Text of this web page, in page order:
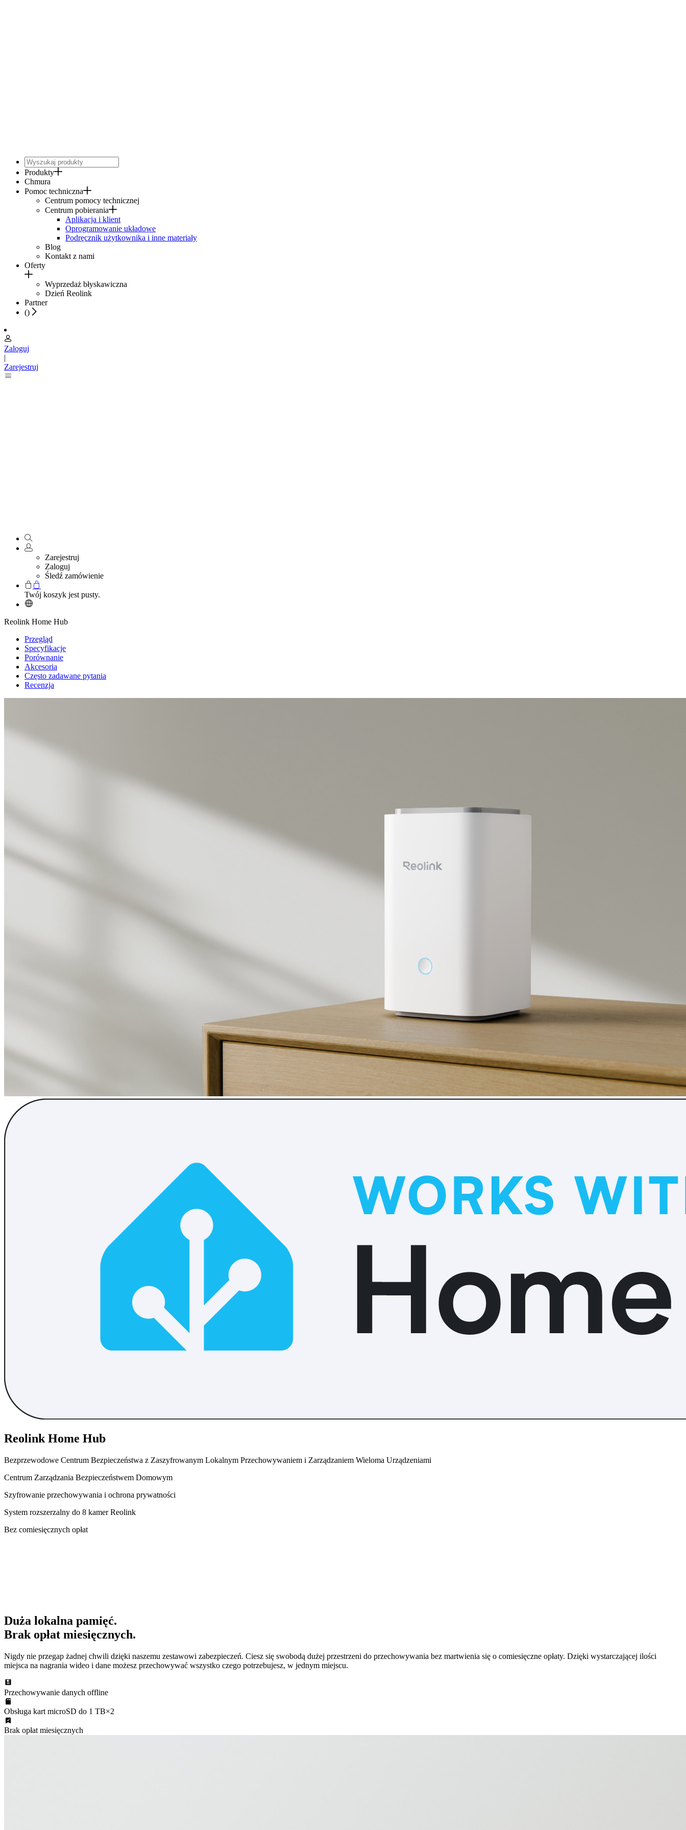
Produkty
Chmura
Pomoc techniczna
Centrum pomocy technicznej
Centrum pobierania
Aplikacja i klient
Oprogramowanie układowe
Podręcznik użytkownika i inne materiały
Blog
Kontakt z nami
Oferty
Wyprzedaż błyskawiczna
Dzień Reolink
Partner
()
Zaloguj
|
Zarejestruj
Zarejestruj
Zaloguj
Śledź zamówienie
Twój koszyk jest pusty.
Reolink Home Hub
Przegląd
Specyfikacje
Porównanie
Akcesoria
Często zadawane pytania
Recenzja
Reolink Home Hub
Bezprzewodowe Centrum Bezpieczeństwa z Zaszyfrowanym Lokalnym Przechowywaniem i Zarządzaniem Wieloma Urządzeniami
Centrum Zarządzania Bezpieczeństwem Domowym
Szyfrowanie przechowywania i ochrona prywatności
System rozszerzalny do 8 kamer Reolink
Bez comiesięcznych opłat
Duża lokalna pamięć.
Brak opłat miesięcznych.
Nigdy nie przegap żadnej chwili dzięki naszemu zestawowi zabezpieczeń. Ciesz się swobodą dużej przestrzeni do przechowywania bez martwienia się o comiesięczne opłaty. Dzięki wystarczającej ilości
miejsca na nagrania wideo i dane możesz przechowywać wszystko czego potrzebujesz, w jednym miejscu.
Przechowywanie danych offline
Obsługa kart microSD do 1 TB×2
Brak opłat miesięcznych